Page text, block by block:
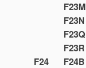
F23M
F23N
F23Q
F23R
F24 F24B